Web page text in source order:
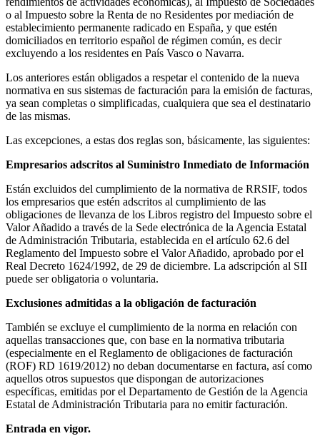
o al Impuesto sobre la Renta de no Residentes por mediación de
establecimiento permanente radicado en España, y que estén
domiciliados en territorio español de régimen común, es decir
excluyendo a los residentes en País Vasco o Navarra.
Los anteriores están obligados a respetar el contenido de la nueva
normativa en sus sistemas de facturación para la emisión de facturas,
ya sean completas o simplificadas, cualquiera que sea el destinatario
de las mismas.
Las excepciones, a estas dos reglas son, básicamente, las siguientes:
Empresarios adscritos al Suministro Inmediato de Información
Están excluidos del cumplimiento de la normativa de RRSIF, todos
los empresarios que estén adscritos al cumplimiento de las
obligaciones de llevanza de los Libros registro del Impuesto sobre el
Valor Añadido a través de la Sede electrónica de la Agencia Estatal
de Administración Tributaria, establecida en el artículo 62.6 del
Reglamento del Impuesto sobre el Valor Añadido, aprobado por el
Real Decreto 1624/1992, de 29 de diciembre. La adscripción al SII
puede ser obligatoria o voluntaria.
Exclusiones admitidas a la obligación de facturación
También se excluye el cumplimiento de la norma en relación con
aquellas transacciones que, con base en la normativa tributaria
(especialmente en el Reglamento de obligaciones de facturación
(ROF) RD 1619/2012) no deban documentarse en factura, así como
aquellos otros supuestos que dispongan de autorizaciones
específicas, emitidas por el Departamento de Gestión de la Agencia
Estatal de Administración Tributaria para no emitir facturación.
Entrada en vigor.